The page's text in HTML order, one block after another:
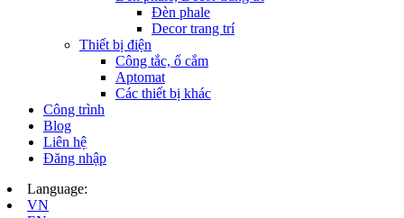
Đèn phale
Decor trang trí
Thiết bị điện
Công tắc, ổ cắm
Aptomat
Các thiết bị khác
Công trình
Blog
Liên hệ
Đăng nhập
Language:
VN